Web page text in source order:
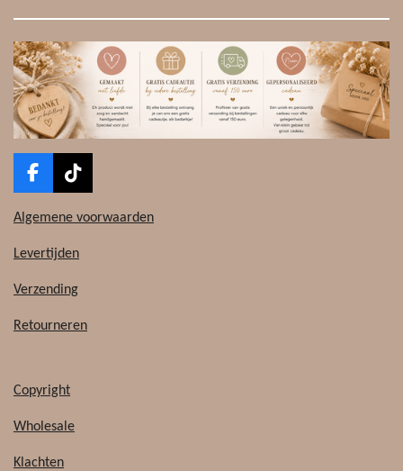
F
c
b
o
T
k
o
Algemene voorwaarden
Levertijden
Verzending
Retourneren
Copyright
Wholesale
Klachten